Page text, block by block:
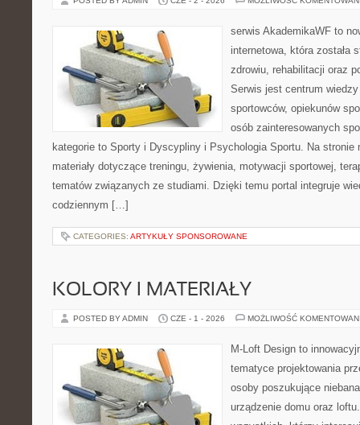
serwis AkademikaWF to
internetowa, która została
zdrowiu, rehabilitacji oraz
Serwis jest centrum
sportowców, opiekunów
osób zainteresowanych
kategorie to Sporty i Dyscypliny i Psychologia Sportu. Na stronie
materiały dotyczące treningu, żywienia, motywacji sportowej,
tematów związanych ze studiami. Dzięki temu portal integruje
codziennym […]
CATEGORIES: ARTYKUŁY SPONSOROWANE
KOLORY I MATERIAŁY
POSTED BY ADMIN CZE - 1 - 2026 MOŻLIWOŚĆ
M-Loft Design to
tematyce projektowania
osoby poszukujące
urządzenie domu oraz